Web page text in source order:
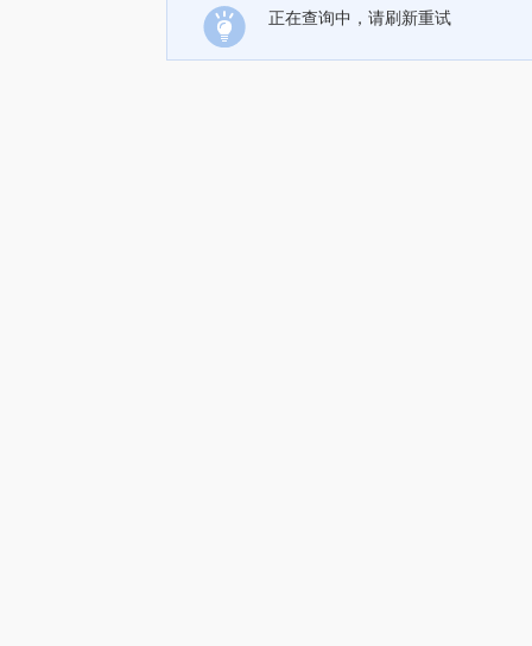
正在查询中，请刷新重试